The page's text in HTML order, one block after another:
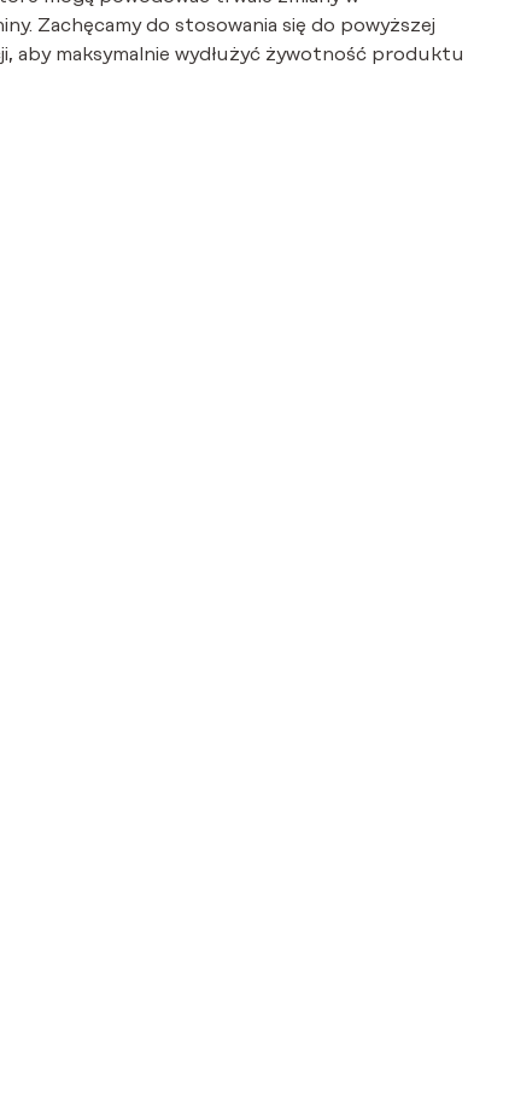
Zachęcamy do stosowania się do powyższej
aby maksymalnie wydłużyć żywotność produktu